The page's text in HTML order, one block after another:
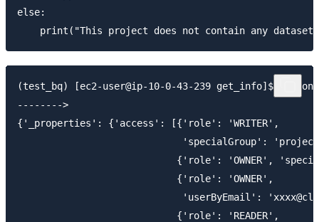
else:
(test_bq) [ec2-user@ip-10-0-43-239 get_info]$
-------->
{'_properties': {'access': [{'role': 'WRITER',
'specialGroup':
{'role': 'OWNER',
                            {'role': 'OWNER',
'userByEmail':
                            {'role': 'READER',